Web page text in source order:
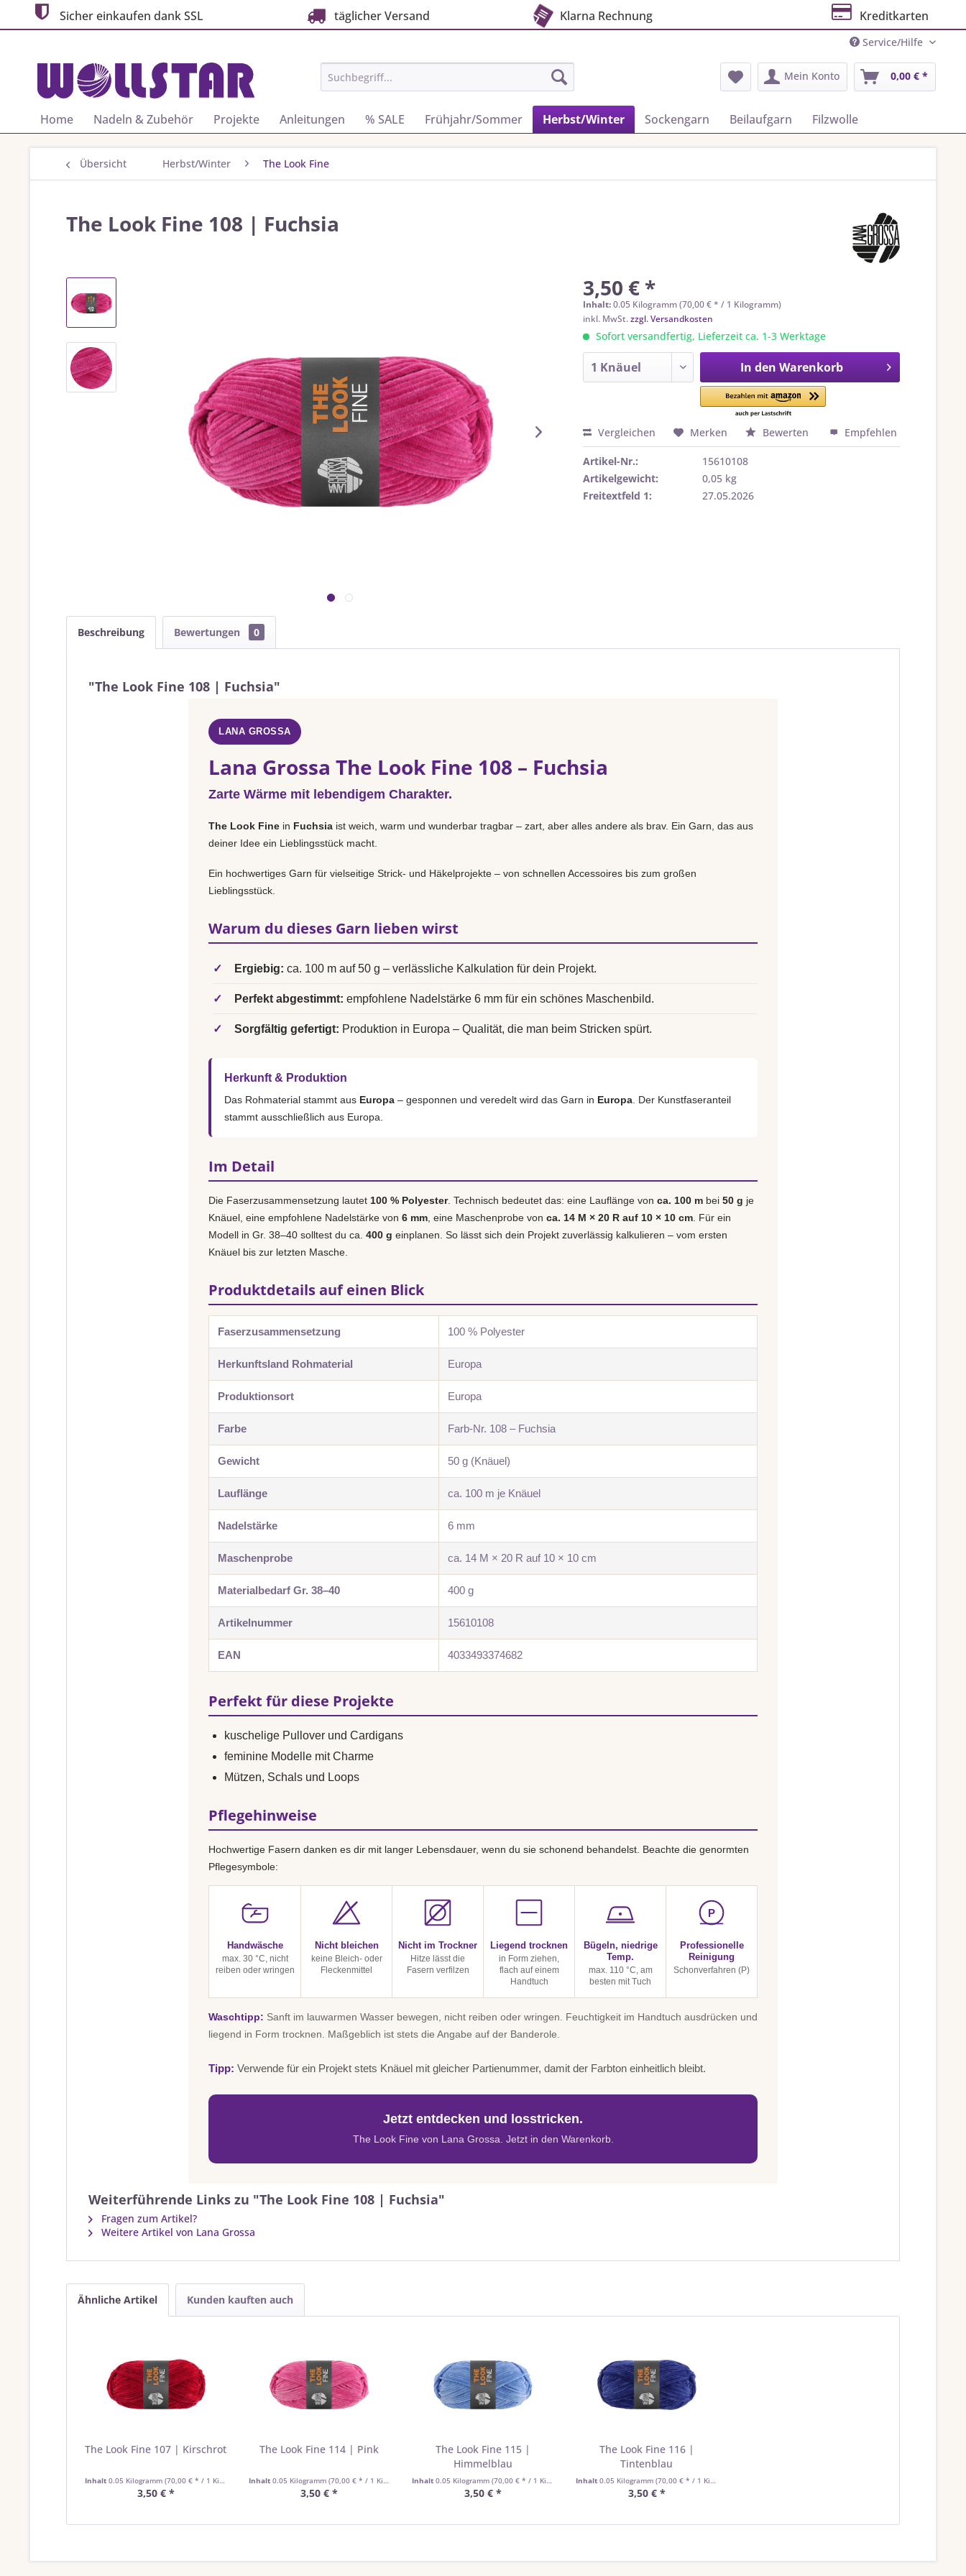
Sicher einkaufen dank SSL täglicher Versand Klarna Rechnung Kreditkarten
Service/Hilfe
Mein Konto 0,00 € *
Home Nadeln & Zubehör Projekte Anleitungen % SALE Frühjahr/Sommer Herbst/Winter Sockengarn Beilaufgarn Filzwolle
Übersicht Herbst/Winter The Look Fine
The Look Fine 108 | Fuchsia
3,50 € *
Inhalt:0.05 Kilogramm (70,00 € * / 1 Kilogramm)
inkl. MwSt.zzgl. Versandkosten
Sofort versandfertig, Lieferzeit ca. 1-3 Werktage
In den Warenkorb
Vergleichen Merken Bewerten Empfehlen
Artikel-Nr.:
15610108
Artikelgewicht:
0,05 kg
Freitextfeld 1:
27.05.2026
Beschreibung Bewertungen 0
"The Look Fine 108 | Fuchsia"
LANA GROSSA
Lana Grossa The Look Fine 108 – Fuchsia
Zarte Wärme mit lebendigem Charakter.
The Look Fine in Fuchsia ist weich, warm und wunderbar tragbar – zart, aber alles andere als brav. Ein Garn, das aus
deiner Idee ein Lieblingsstück macht.
Ein hochwertiges Garn für vielseitige Strick- und Häkelprojekte – von schnellen Accessoires bis zum großen
Lieblingsstück.
Warum du dieses Garn lieben wirst
✓ Ergiebig: ca. 100 m auf 50 g – verlässliche Kalkulation für dein Projekt.
✓ Perfekt abgestimmt: empfohlene Nadelstärke 6 mm für ein schönes Maschenbild.
✓ Sorgfältig gefertigt: Produktion in Europa – Qualität, die man beim Stricken spürt.
Herkunft & Produktion
Das Rohmaterial stammt aus Europa – gesponnen und veredelt wird das Garn in Europa . Der Kunstfaseranteil
stammt ausschließlich aus Europa.
Im Detail
Die Faserzusammensetzung lautet 100 % Polyester. Technisch bedeutet das: eine Lauflänge von ca. 100 m bei 50 g je
Knäuel, eine empfohlene Nadelstärke von 6 mm , eine Maschenprobe von ca. 14 M × 20 R auf 10 × 10 cm . Für ein
Modell in Gr. 38–40 solltest du ca. 400 g einplanen. So lässt sich dein Projekt zuverlässig kalkulieren – vom ersten
Knäuel bis zur letzten Masche.
Produktdetails auf einen Blick
Faserzusammensetzung 100 % Polyester
Herkunftsland Rohmaterial Europa
Produktionsort Europa
Farbe Farb-Nr. 108 – Fuchsia
Gewicht 50 g (Knäuel)
Lauflänge ca. 100 m je Knäuel
Nadelstärke 6 mm
Maschenprobe ca. 14 M × 20 R auf 10 × 10 cm
Materialbedarf Gr. 38–40 400 g
Artikelnummer 15610108
EAN 4033493374682
Perfekt für diese Projekte
kuschelige Pullover und Cardigans
feminine Modelle mit Charme
Mützen, Schals und Loops
Pflegehinweise
Hochwertige Fasern danken es dir mit langer Lebensdauer, wenn du sie schonend behandelst. Beachte die genormten
Pflegesymbole:
Handwäsche
max. 30 °C, nicht
reiben oder wringen
Nicht bleichen
keine Bleich- oder
Fleckenmittel
Nicht im Trockner
Hitze lässt die
Fasern verfilzen
Liegend trocknen
in Form ziehen,
flach auf einem
Handtuch
Bügeln, niedrige
Temp.
max. 110 °C, am
besten mit Tuch
P
Professionelle
Reinigung
Schonverfahren (P)
Waschtipp: Sanft im lauwarmen Wasser bewegen, nicht reiben oder wringen. Feuchtigkeit im Handtuch ausdrücken und
liegend in Form trocknen. Maßgeblich ist stets die Angabe auf der Banderole.
Tipp: Verwende für ein Projekt stets Knäuel mit gleicher Partienummer, damit der Farbton einheitlich bleibt.
Jetzt entdecken und losstricken.
The Look Fine von Lana Grossa. Jetzt in den Warenkorb.
Weiterführende Links zu "The Look Fine 108 | Fuchsia"
Fragen zum Artikel?
Weitere Artikel von Lana Grossa
Ähnliche Artikel Kunden kauften auch
The Look Fine 107 | Kirschrot
Inhalt 0.05 Kilogramm (70,00 € * / 1 Kilogramm)
3,50 € *
The Look Fine 114 | Pink
Inhalt 0.05 Kilogramm (70,00 € * / 1 Kilogramm)
3,50 € *
The Look Fine 115 |
Himmelblau
Inhalt0.05 Kilogramm(70,00 € * / 1 Kilogramm)
3,50 € *
The Look Fine 116 |
Tintenblau
Inhalt 0.05 Kilogramm (70,00 € * / 1 Kilogramm)
3,50 € *